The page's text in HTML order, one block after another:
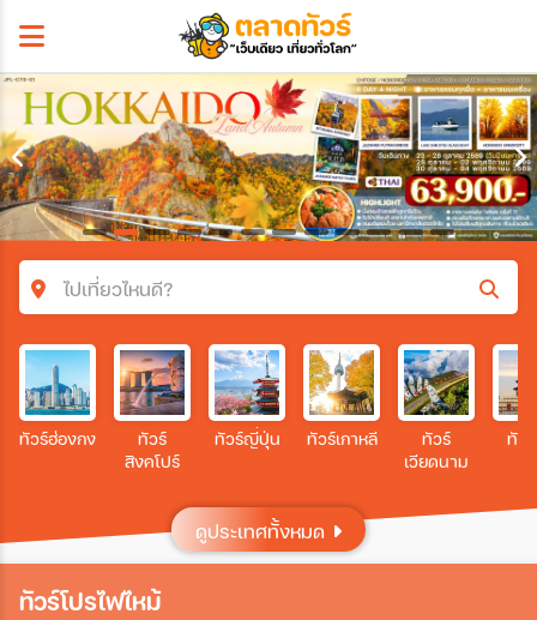
ไปเที่ยวไหนดี?
ค้นหาโปรแกรมทัวร์
คำค้นหา
ทัวร์ฮ่องกง
ทัวร์
สิงคโปร์
ทัวร์ญี่ปุ่น ทัวร์เกาหลี
ทัวร์
เวียดนาม
ทัว
ดูประเทศทั้งหมด
ทัวร์โปรไฟไหม้